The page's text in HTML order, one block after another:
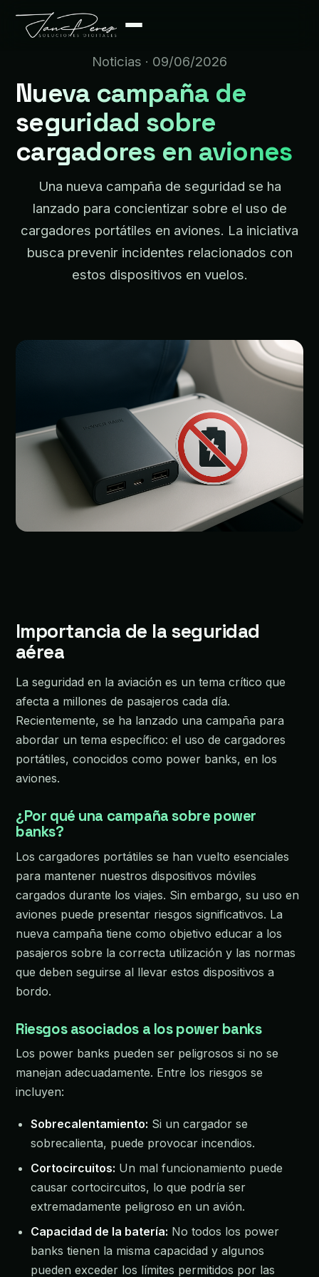
Noticias · 09/06/2026
Nueva campaña de
seguridad sobre
cargadores en aviones
Una nueva campaña de seguridad se ha
lanzado para concientizar sobre el uso de
cargadores portátiles en aviones. La iniciativa
busca prevenir incidentes relacionados con
estos dispositivos en vuelos.
Importancia de la seguridad
aérea
La seguridad en la aviación es un tema crítico que
afecta a millones de pasajeros cada día.
Recientemente, se ha lanzado una campaña para
abordar un tema específico: el uso de cargadores
portátiles, conocidos como power banks, en los
aviones.
¿Por qué una campaña sobre power
banks?
Los cargadores portátiles se han vuelto esenciales
para mantener nuestros dispositivos móviles
cargados durante los viajes. Sin embargo, su uso en
aviones puede presentar riesgos significativos. La
nueva campaña tiene como objetivo educar a los
pasajeros sobre la correcta utilización y las normas
que deben seguirse al llevar estos dispositivos a
bordo.
Riesgos asociados a los power banks
Los power banks pueden ser peligrosos si no se
manejan adecuadamente. Entre los riesgos se
incluyen:
Sobrecalentamiento: Si un cargador se
sobrecalienta, puede provocar incendios.
Cortocircuitos: Un mal funcionamiento puede
causar cortocircuitos, lo que podría ser
extremadamente peligroso en un avión.
Capacidad de la batería: No todos los power
banks tienen la misma capacidad y algunos
pueden exceder los límites permitidos por las